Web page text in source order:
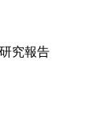
究報告